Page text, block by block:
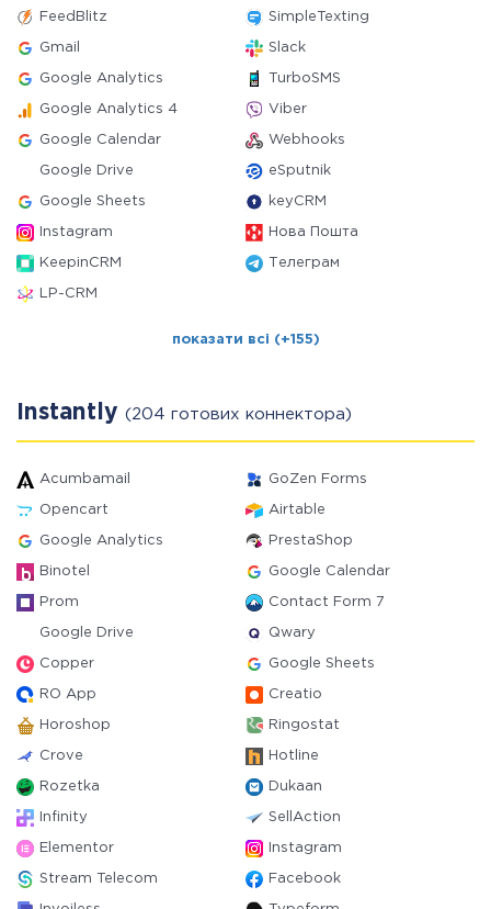
FeedBlitz SimpleTexting
Gmail Slack
Google Analytics TurboSMS
Google Analytics 4 Viber
Google Calendar Webhooks
Google Drive eSputnik
Google Sheets keyCRM
Instagram Нова Пошта
KeepinCRM Телеграм
LP-CRM
показати всі (+155)
Instantly (204 готових коннектора)
Acumbamail GoZen Forms
Opencart Airtable
Google Analytics PrestaShop
Binotel Google Calendar
Prom Contact Form 7
Google Drive Qwary
Copper Google Sheets
RO App Creatio
Horoshop Ringostat
Crove Hotline
Rozetka Dukaan
Infinity SellAction
Elementor Instagram
Stream Telecom Facebook